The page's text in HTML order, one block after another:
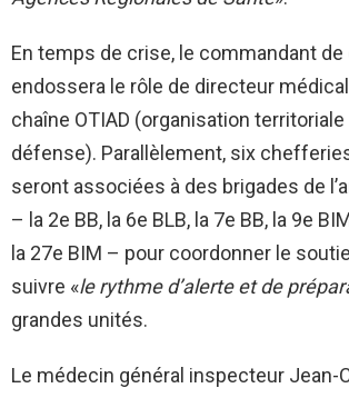
En temps de crise, le commandant de
endossera le rôle de directeur médical
chaîne OTIAD (organisation
défense). Parallèlement, six
seront associées à des brigades de
– la 2e BB, la 6e BLB, la 7e BB, la 9e
la 27e BIM – pour coordonner le
suivre «le rythme d’alerte et de
grandes unités.
Le médecin général inspecteur Jean-